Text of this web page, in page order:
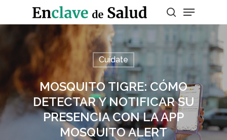
Presiona enter para buscar o ESC para
salir
Cuídate
MOSQUITO TIGRE: CÓMO
DETECTAR Y NOTIFICAR SU
PRESENCIA CON LA APP
MOSQUITO ALERT